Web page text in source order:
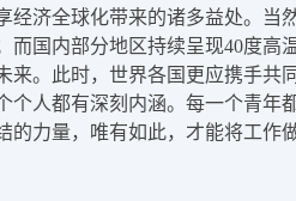
经济全球化带来的诸多益处。
国内部分地区持续呈现40度
。此时，世界各国更应携手
个人都有深刻内涵。每一个青
力量，唯有如此，才能将工作